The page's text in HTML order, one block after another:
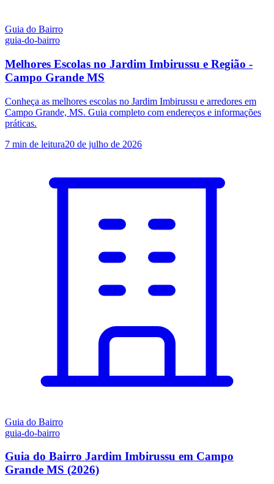
Guia do Bairro
guia-do-bairro
Melhores Escolas no Jardim Imbirussu e Região -
Campo Grande MS
Conheça as melhores escolas no Jardim Imbirussu e arredores em
Campo Grande, MS. Guia completo com endereços e informações
práticas.
7 min de leitura20 de julho de 2026
Guia do Bairro
guia-do-bairro
Guia do Bairro Jardim Imbirussu em Campo
Grande MS (2026)